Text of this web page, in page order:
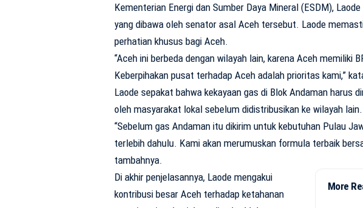
Kementerian Energi dan Sumber Daya Mineral (ESDM),
yang dibawa oleh senator asal Aceh tersebut. Laode
perhatian khusus bagi Aceh.
“Aceh ini berbeda dengan wilayah lain, karena Aceh memiliki
Keberpihakan pusat terhadap Aceh adalah prioritas kami,”
Laode sepakat bahwa kekayaan gas di Blok Andaman harus
oleh masyarakat lokal sebelum didistribusikan ke wilayah lain.
“Sebelum gas Andaman itu dikirim untuk kebutuhan Pulau
terlebih dahulu. Kami akan merumuskan formula terbaik
tambahnya.
More
Di akhir penjelasannya, Laode mengakui
kontribusi besar Aceh terhadap ketahanan